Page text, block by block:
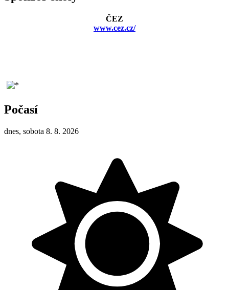
ČEZ
www.cez.cz/
Počasí
dnes, sobota 8. 8. 2026